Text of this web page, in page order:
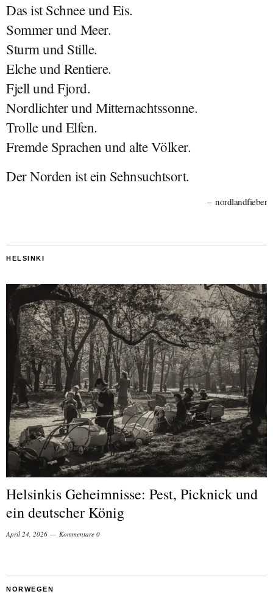
Das ist Schnee und Eis.
Sommer und Meer.
Sturm und Stille.
Elche und Rentiere.
Fjell und Fjord.
Nordlichter und Mitternachtssonne.
Trolle und Elfen.
Fremde Sprachen und alte Völker.
Der Norden ist ein Sehnsuchtsort.
nordlandfieber
HELSINKI
Helsinkis Geheimnisse: Pest, Picknick und
ein deutscher König
April 24, 2026 Kommentare 0
NORWEGEN